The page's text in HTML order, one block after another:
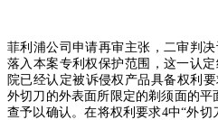
菲利浦公司申请再审主张，二审判
落入本案专利权保护范围，这一认
院已经认定被诉侵权产品具备权利
外切刀的外表面所限定的剃须面的平
查予以确认。在将权利要求4中“外切